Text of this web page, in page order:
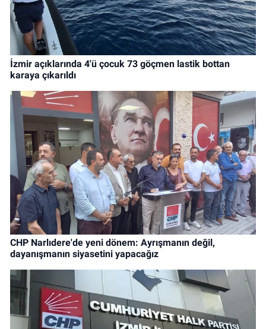
İzmir açıklarında 4'ü çocuk 73 göçmen lastik bottan
karaya çıkarıldı
CHP Narlıdere'de yeni dönem: Ayrışmanın değil,
dayanışmanın siyasetini yapacağız